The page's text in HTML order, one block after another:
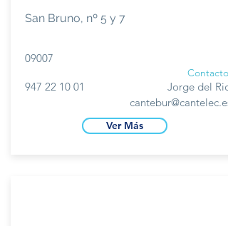
San Bruno, nº 5 y 7
09007
Contacto
947 22 10 01
Jorge del Rio
cantebur@cantelec.es
Ver Más